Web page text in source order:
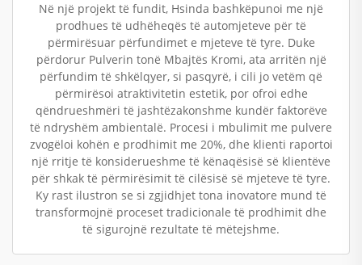
Në një projekt të fundit, Hsinda bashkëpunoi me një
prodhues të udhëheqës të automjeteve për të
përmirësuar përfundimet e mjeteve të tyre. Duke
përdorur Pulverin tonë Mbajtës Kromi, ata arritën një
përfundim të shkëlqyer, si pasqyrë, i cili jo vetëm që
përmirësoi atraktivitetin estetik, por ofroi edhe
qëndrueshmëri të jashtëzakonshme kundër faktorëve
të ndryshëm ambientalë. Procesi i mbulimit me pulvere
zvogëloi kohën e prodhimit me 20%, dhe klienti raportoi
një rritje të konsiderueshme të kënaqësisë së klientëve
për shkak të përmirësimit të cilësisë së mjeteve të tyre.
Ky rast ilustron se si zgjidhjet tona inovatore mund të
transformojnë proceset tradicionale të prodhimit dhe
të sigurojnë rezultate të mëtejshme.